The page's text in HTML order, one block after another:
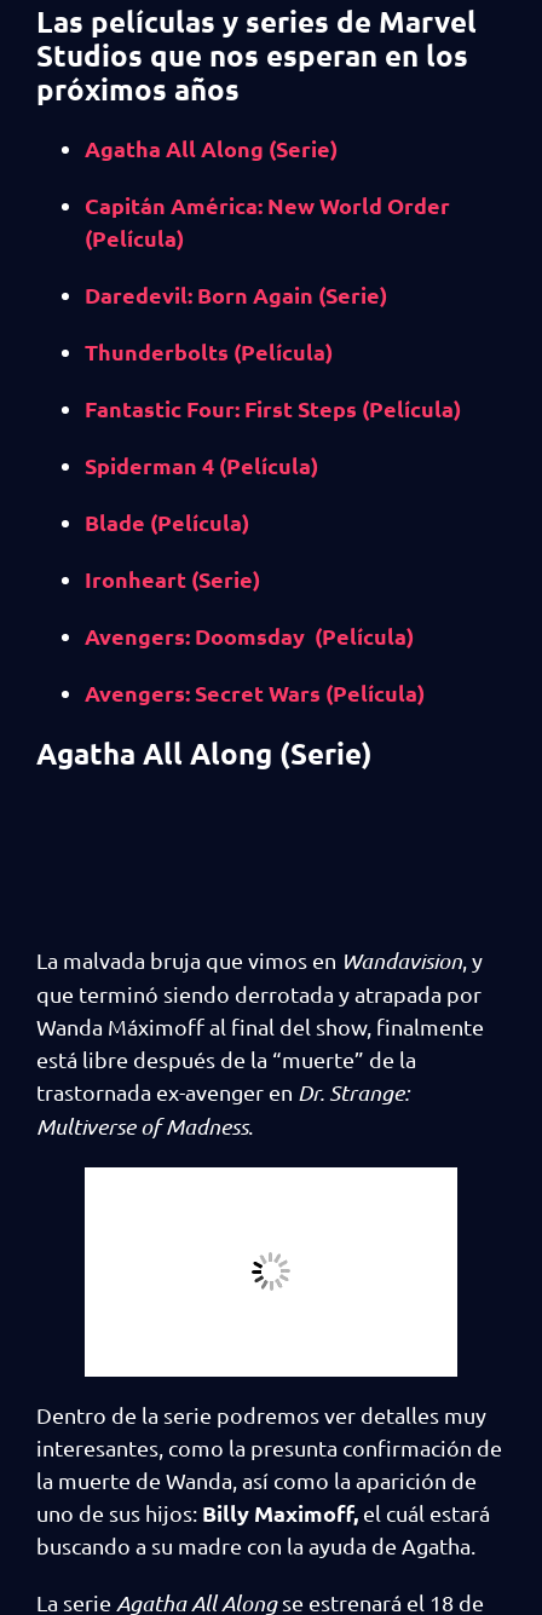
Las películas y series de Marvel
Studios que nos esperan en los
próximos años
Agatha All Along (Serie)
Capitán América: New World Order
(Película)
Daredevil: Born Again (Serie)
Thunderbolts (Película)
Fantastic Four: First Steps (Película)
Spiderman 4 (Película)
Blade (Película)
Ironheart (Serie)
Avengers: Doomsday (Película)
Avengers: Secret Wars (Película)
Agatha All Along (Serie)
La malvada bruja que vimos en Wandavision , y
que terminó siendo derrotada y atrapada por
Wanda Máximoff al final del show, finalmente
está libre después de la “muerte” de la
trastornada ex-avenger en Dr. Strange:
Multiverse of Madness.
Dentro de la serie podremos ver detalles muy
interesantes, como la presunta confirmación de
la muerte de Wanda, así como la aparición de
uno de sus hijos: Billy Maximoff, el cuál estará
buscando a su madre con la ayuda de Agatha.
La serie Agatha All Alongse estrenará el 18 de